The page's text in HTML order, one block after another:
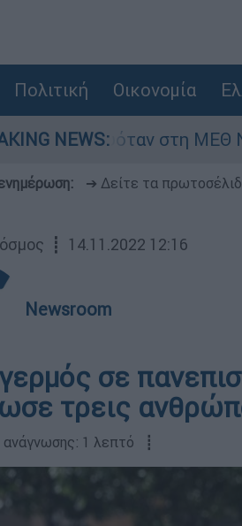
Πολιτική Οικονομία
NEWS:στη ΜΕΘ
➔ Δείτε τα
┋ 14.11.2022 12:16
Newsroom
σε
τρεις
ανάγνωσης: 1 λεπτό ┋